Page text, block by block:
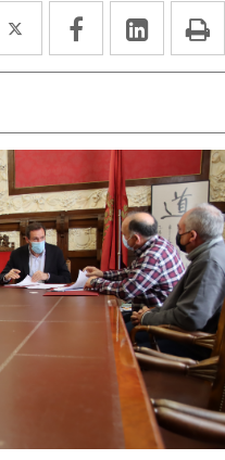
Twitter
Enlace
a
aplicación
externa.
Facebook
Enlace
a
aplicación
externa.
Enlace
a